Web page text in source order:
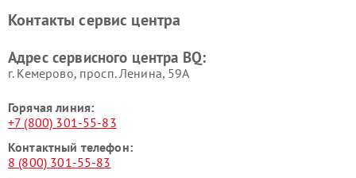
Контакты сервис центра
Адрес сервисного центра BQ:
г. Кемерово, просп. Ленина, 59А
Горячая линия:
+7 (800) 301-55-83
Контактный телефон:
8 (800) 301-55-83